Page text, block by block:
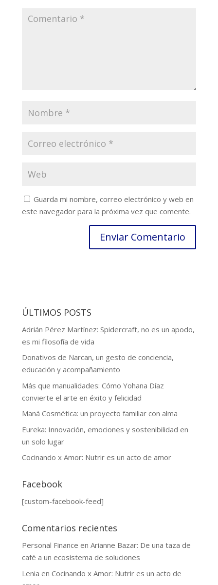
Guarda mi nombre, correo electrónico y web en
este navegador para la próxima vez que comente.
ÚLTIMOS POSTS
Adrián Pérez Martínez: Spidercraft, no es un apodo,
es mi filosofía de vida
Donativos de Narcan, un gesto de conciencia,
educación y acompañamiento
Más que manualidades: Cómo Yohana Díaz
convierte el arte en éxito y felicidad
Maná Cosmética: un proyecto familiar con alma
Eureka: Innovación, emociones y sostenibilidad en
un solo lugar
Cocinando x Amor: Nutrir es un acto de amor
Facebook
[custom-facebook-feed]
Comentarios recientes
Personal Finance en Arianne Bazar: De una taza de
café a un ecosistema de soluciones
Lenia en Cocinando x Amor: Nutrir es un acto de